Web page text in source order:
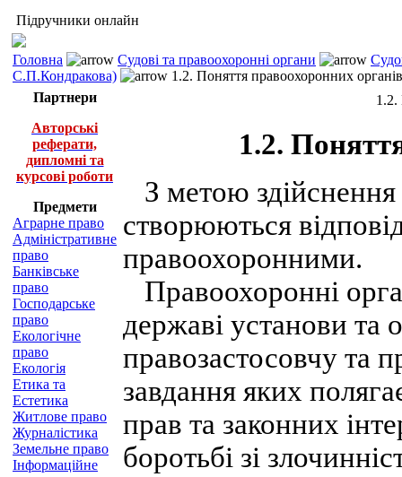
Підручники онлайн
Головна Судові та правоохоронні органи
С.П.Кондракова)
1.2. Поняття правоохоронних органів
Партнери
Авторські
реферати,
дипломні та
курсові роботи
Предмети
Аграрне право
Адміністративне
право
Банківське
право
Господарське
право
Екологічне
право
Екологія
Етика та
Естетика
Житлове право
Журналістика
Земельне право
Інформаційне
1.2.
1.2.
З метою здійснення
створюються
правоохоронними.
Правоохоронні
державі установи та
правозастосовчу та
завдання яких
прав та законних
боротьбі зі